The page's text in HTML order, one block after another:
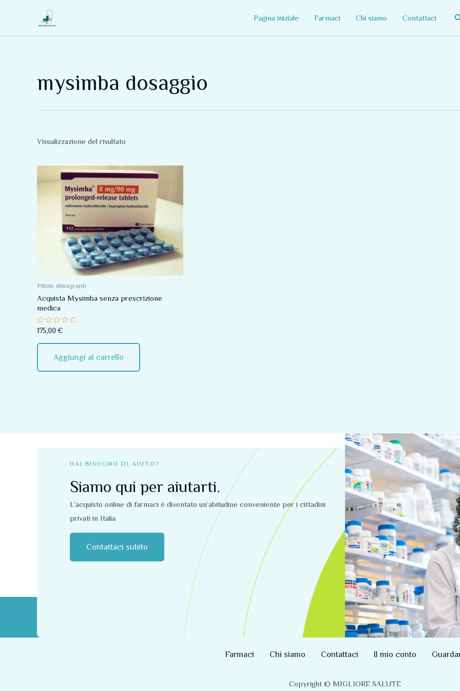
contenuto
Pagina iniziale Farmaci Chi siamo Contattaci
mysimba dosaggio
Visualizzazione del risultato
Pillole dimagranti
Acquista Mysimba senza prescrizione
medica
Valutato
0
su
5
175,00 €
Aggiungi al carrello
HAI BISOGNO DI AIUTO?
Siamo qui per aiutarti.
L’acquisto online di farmaci è diventato un’abitudine conveniente per i cittadini
privati ​​in Italia
Contattaci subito
Farmaci Chi siamo Contattaci Il mio conto
Copyright © MIGLIORE SALUTE